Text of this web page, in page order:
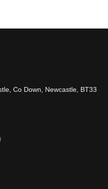
Co Down, Newcastle, BT33